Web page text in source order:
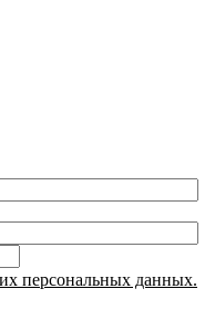
персональных данных.